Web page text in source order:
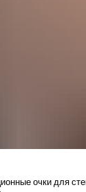
очки для